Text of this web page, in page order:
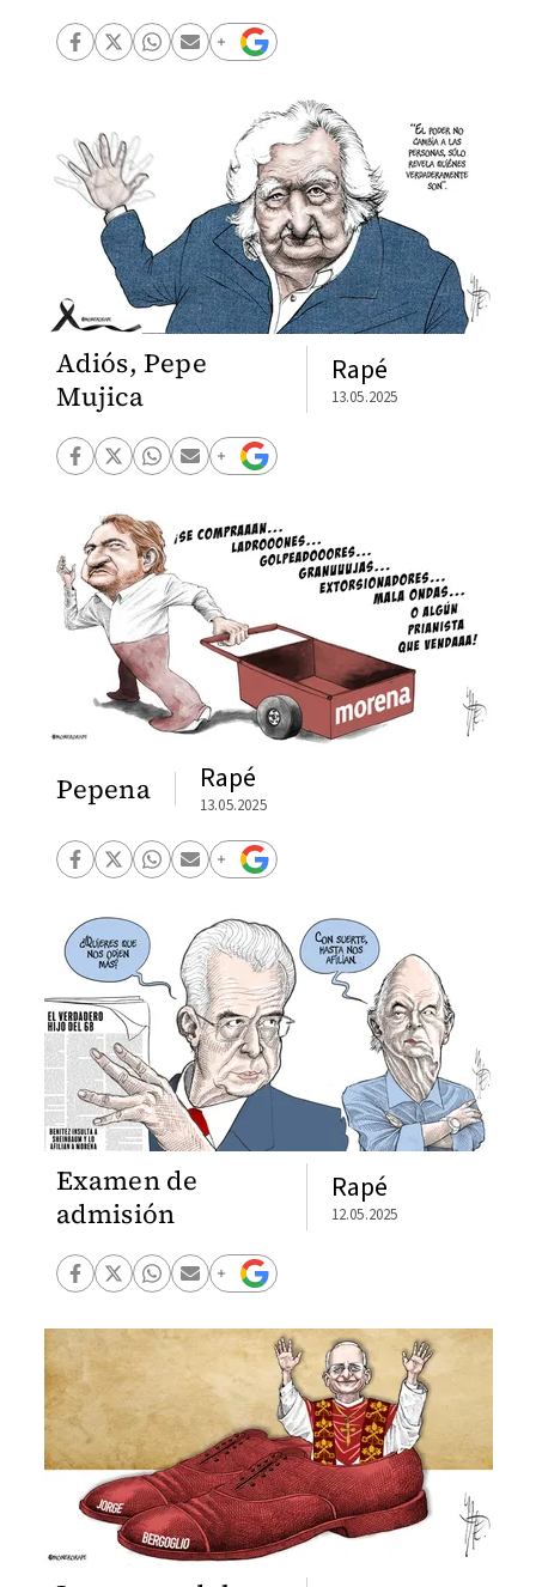
Adiós, Pepe
Mujica
Rapé
13.05.2025
Pepena Rapé
13.05.2025
Examen de
admisión
Rapé
12.05.2025